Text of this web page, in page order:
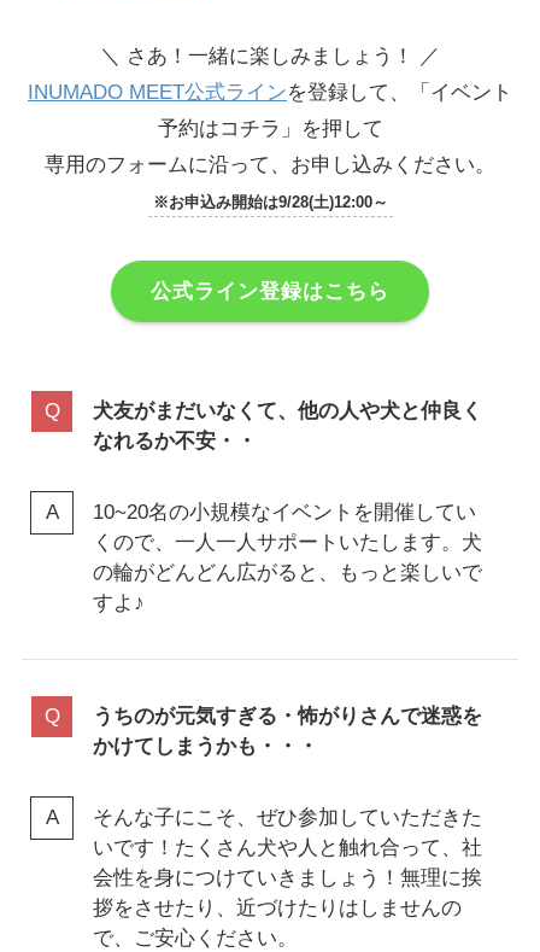
＼ さあ！一緒に楽しみましょう！ ／
INUMADO MEET公式ラインを登録して、「イベント
予約はコチラ」を押して
専用のフォームに沿って、お申し込みください。
※お申込み開始は9/28(土)12:00～
公式ライン登録はこちら
犬友がまだいなくて、他の人や犬と仲良く
なれるか不安・・
10~20名の小規模なイベントを開催してい
くので、一人一人サポートいたします。犬
の輪がどんどん広がると、もっと楽しいで
すよ♪
うちのが元気すぎる・怖がりさんで迷惑を
かけてしまうかも・・・
そんな子にこそ、ぜひ参加していただきた
いです！たくさん犬や人と触れ合って、社
会性を身につけていきましょう！無理に挨
拶をさせたり、近づけたりはしませんの
で、ご安心ください。